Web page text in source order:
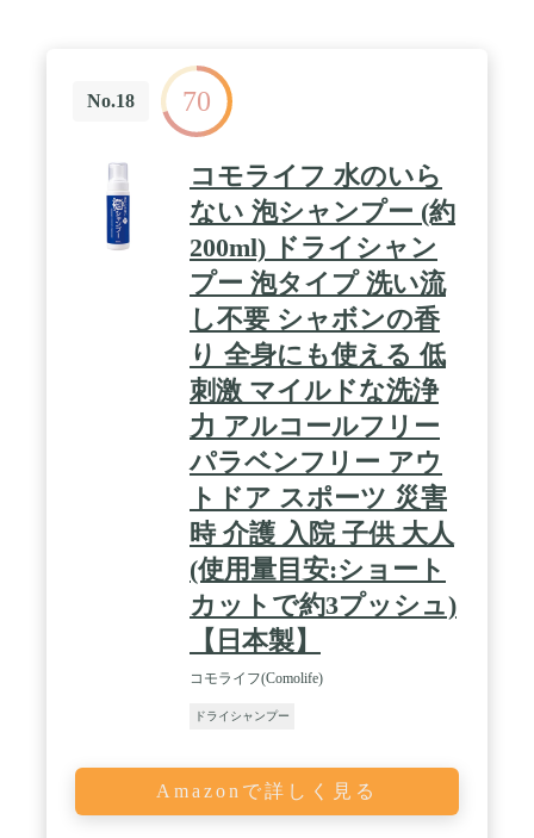
No.18 70
コモライフ 水のいら
ない 泡シャンプー (約
200ml) ドライシャン
プー 泡タイプ 洗い流
し不要 シャボンの香
り 全身にも使える 低
刺激 マイルドな洗浄
力 アルコールフリー
パラベンフリー アウ
トドア スポーツ 災害
時 介護 入院 子供 大人
(使用量目安:ショート
カットで約3プッシュ)
【日本製】
コモライフ(Comolife)
ドライシャンプー
Amazonで詳しく見る